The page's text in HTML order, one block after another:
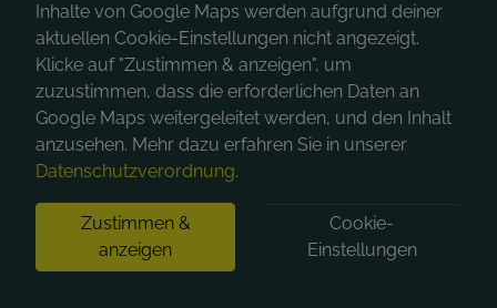
Inhalte von Google Maps werden aufgrund deiner
aktuellen Cookie-Einstellungen nicht angezeigt.
Klicke auf "Zustimmen & anzeigen", um
zuzustimmen, dass die erforderlichen Daten an
Google Maps weitergeleitet werden, und den Inhalt
anzusehen. Mehr dazu erfahren Sie in unserer
Datenschutzverordnung.
Zustimmen &
anzeigen
Cookie-
Einstellungen